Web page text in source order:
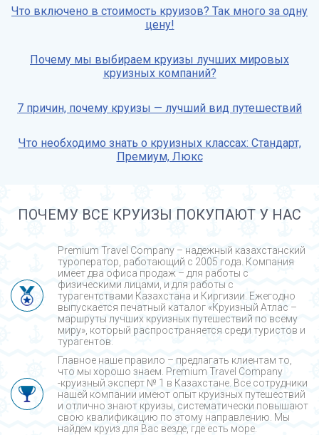
Что включено в стоимость круизов? Так много за одну
цену!
Почему мы выбираем круизы лучших мировых
круизных компаний?
7 причин, почему круизы — лучший вид путешествий
Что необходимо знать о круизных классах: Стандарт,
Премиум, Люкс
ПОЧЕМУ ВСЕ КРУИЗЫ ПОКУПАЮТ У НАС
Premium Travel Company – надежный казахстанский
туроператор, работающий с 2005 года. Компания
имеет два офиса продаж – для работы с
физическими лицами, и для работы с
турагентствами Казахстана и Киргизии. Ежегодно
выпускается печатный каталог «Круизный Атлас –
маршруты лучших круизных путешествий по всему
миру», который распространяется среди туристов и
турагентов.
Главное наше правило – предлагать клиентам то,
что мы хорошо знаем. Premium Travel Company
-круизный эксперт № 1 в Казахстане. Все сотрудники
нашей компании имеют опыт круизных путешествий
и отлично знают круизы, систематически повышают
свою квалификацию по этому направлению. Мы
найдем круиз для Вас везде, где есть море.